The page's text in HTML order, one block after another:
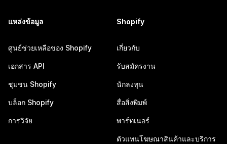
แหล่งข้อมูล
ศูนย์ช่วยเหลือของ Shopify
เอกสาร API
ชุมชน Shopify
บล็อก Shopify
การวิจัย
Shopify
เกี่ยวกับ
รับสมัครงาน
นักลงทุน
สื่อสิ่งพิมพ์
พาร์ทเนอร์
ตัวแทนโฆษณาสินค้าและบริการ